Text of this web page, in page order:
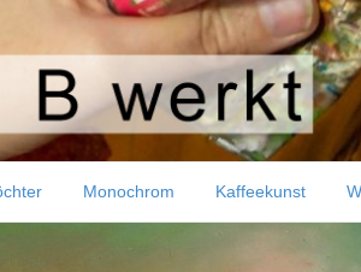
Monochrom Kaffeekunst